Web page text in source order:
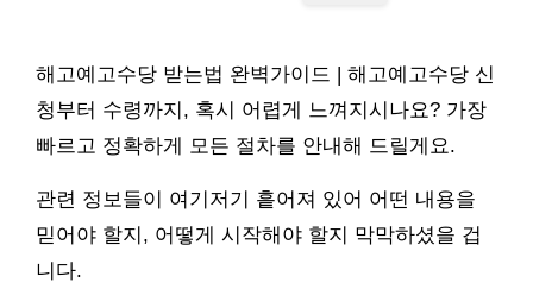
해고예고수당 받는법 완벽가이드 | 해고예고수당 신
청부터 수령까지, 혹시 어렵게 느껴지시나요? 가장
빠르고 정확하게 모든 절차를 안내해 드릴게요.
관련 정보들이 여기저기 흩어져 있어 어떤 내용을
믿어야 할지, 어떻게 시작해야 할지 막막하셨을 겁
니다.